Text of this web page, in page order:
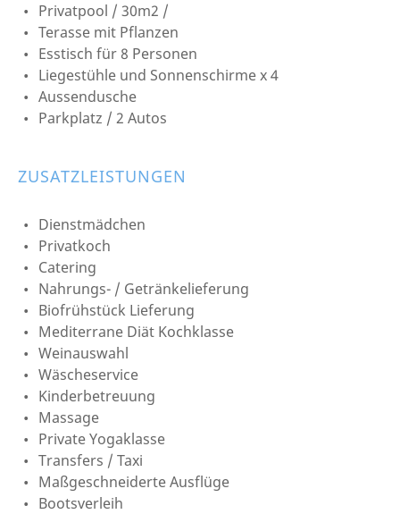
Privatpool / 30m2 /
Terasse mit Pflanzen
Esstisch für 8 Personen
Liegestühle und Sonnenschirme x 4
Aussendusche
Parkplatz / 2 Autos
ZUSATZLEISTUNGEN
Dienstmädchen
Privatkoch
Catering
Nahrungs- / Getränkelieferung
Biofrühstück Lieferung
Mediterrane Diät Kochklasse
Weinauswahl
Wäscheservice
Kinderbetreuung
Massage
Private Yogaklasse
Transfers / Taxi
Maßgeschneiderte Ausflüge
Bootsverleih